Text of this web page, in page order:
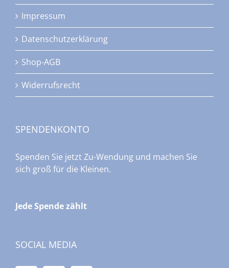
Impressum
Datenschutzerklärung
Shop-AGB
Widerrufsrecht
SPENDENKONTO
Spenden Sie jetzt Zu-Wendung und machen Sie
sich groß für die Kleinen.
Jede Spende zählt
SOCIAL MEDIA